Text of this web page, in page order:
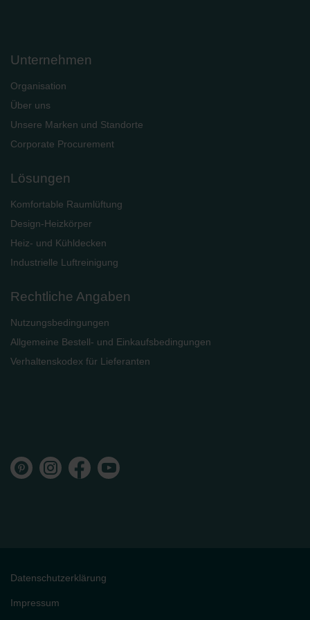
Unternehmen
Organisation
Über uns
Unsere Marken und Standorte
Corporate Procurement
Lösungen
Komfortable Raumlüftung
Design-Heizkörper
Heiz- und Kühldecken
Industrielle Luftreinigung
Rechtliche Angaben
Nutzungsbedingungen
Allgemeine Bestell- und Einkaufsbedingungen
Verhaltenskodex für Lieferanten
Datenschutzerklärung
Impressum